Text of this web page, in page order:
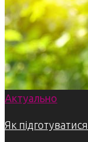
Актуально
Як